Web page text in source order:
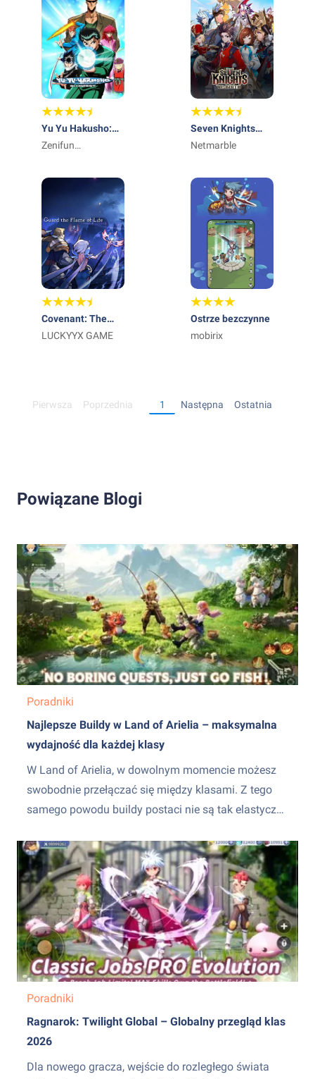
Yu Yu Hakusho:
Slugfest
Zenifun
Limited
Seven Knights
Re:BIRTH
Netmarble
Covenant: The
Last Flame
LUCKYYX GAME
Ostrze bezczynne
mobirix
Pierwsza Poprzednia 1 Następna Ostatnia
Powiązane Blogi
Poradniki
Najlepsze Buildy w Land of Arielia – maksymalna
wydajność dla każdej klasy
W Land of Arielia, w dowolnym momencie możesz
swobodnie przełączać się między klasami. Z tego
samego powodu buildy postaci nie są tak elastyczne
Budując postać, musisz skupić się na odpowiednich
statystykach, atrybutach ekwipunku i doborze
towarzyszy odpowiednich do aktualnie używanej
klasy &ndash;...
Poradniki
Ragnarok: Twilight Global – Globalny przegląd klas
2026
Dla nowego gracza, wejście do rozległego świata